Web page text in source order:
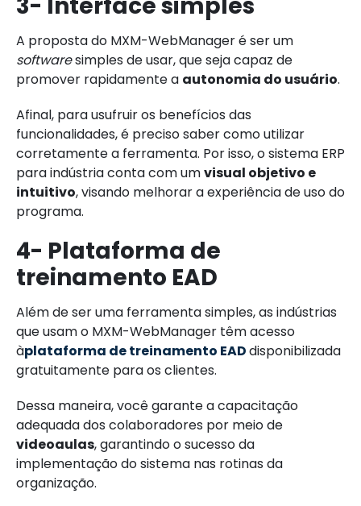
A proposta do MXM-WebManager é ser um
softwaresimples de usar, que seja capaz de
promover rapidamente a autonomia do usuário.
Afinal, para usufruir os benefícios das
funcionalidades, é preciso saber como utilizar
corretamente a ferramenta. Por isso, o sistema ERP
para indústria conta com umvisual objetivo e
intuitivo, visando melhorar a experiência de uso do
programa.
4- Plataforma de
treinamento EAD
Além de ser uma ferramenta simples, as indústrias
que usam o MXM-WebManager têm acesso
àplataforma de treinamento EADdisponibilizada
gratuitamente para os clientes.
Dessa maneira, você garante a capacitação
adequada dos colaboradores por meio de
videoaulas, garantindo o sucesso da
implementação do sistema nas rotinas da
organização.